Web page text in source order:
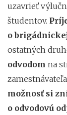
uzavrieť
študentov.
o
ostatných
odvodom na
možnosť si
o odvodovú